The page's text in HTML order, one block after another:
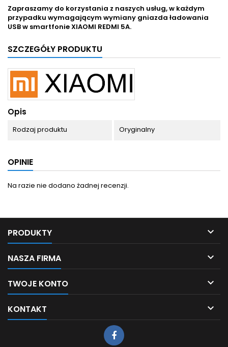
Zapraszamy do korzystania z naszych usług, w każdym
przypadku wymagającym wymiany gniazda ładowania
USB w smartfonieXIAOMI REDMI 5A.
SZCZEGÓŁY PRODUKTU
Opis
Rodzaj produktu Oryginalny
OPINIE
Na razie nie dodano żadnej recenzji.
PRODUKTY 
NASZA FIRMA 
TWOJE KONTO 
KONTAKT 